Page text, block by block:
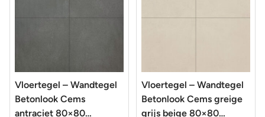
Vloertegel – Wandtegel
Betonlook Cems
antraciet 80×80
Vloertegel – Wandtegel
Betonlook Cems greige
grijs beige 80×80